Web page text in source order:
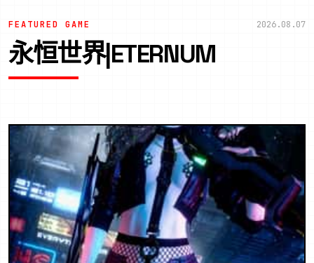
FEATURED GAME 2026.08.07
永恒世界|ETERNUM